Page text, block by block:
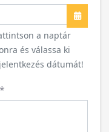
Naptár
a naptár
és válassa ki
dátumát!
*